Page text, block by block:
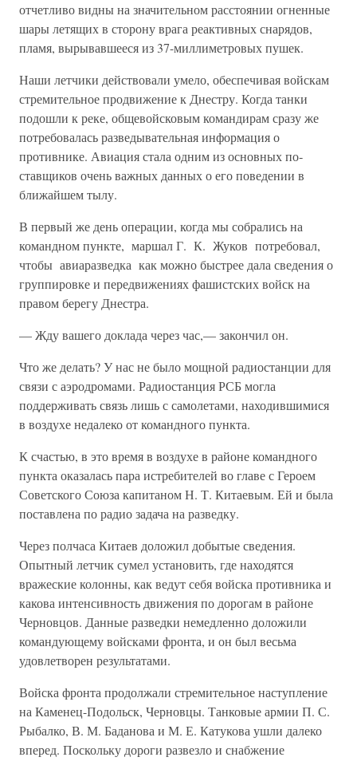
отчетливо видны на значительном расстоянии огненные
шары летящих в сторо­ну врага реактивных снарядов,
пламя, вырывавшееся из 37-миллиме­тровых пушек.
Наши летчики действовали умело, обеспечивая войскам
стреми­тельное продвижение к Днестру. Когда танки
подошли к реке, обще­войсковым командирам сразу же
потребовалась разведывательная информация о
противнике. Авиация стала одним из основных по­
ставщиков очень важных данных о его поведении в
ближайшем тылу.
В первый же день операции, когда мы собрались на
командном пункте, маршал Г. К. Жуков потребовал,
чтобы авиаразведка как можно быстрее дала сведения о
группировке и передвижениях фа­шистских войск на
правом берегу Днестра.
— Жду вашего доклада через час,— закончил он.
Что же делать? У нас не было мощной радиостанции для
связи с аэродромами. Радиостанция РСБ могла
поддерживать связь лишь с самолетами, находившимися
в воздухе недалеко от командного пункта.
К счастью, в это время в воздухе в районе командного
пункта оказалась пара истребителей во главе с Героем
Советского Союза ка­питаном Н. Т. Китаевым. Ей и была
поставлена по радио задача на разведку.
Через полчаса Китаев доложил добытые сведения.
Опытный летчик сумел установить, где находятся
вражеские колонны, как ведут себя войска противника и
какова интенсивность движения по дорогам в районе
Черновцов. Данные разведки немедленно доложили
коман­дующему войсками фронта, и он был весьма
удовлетворен результа­тами.
Войска фронта продолжали стремительное наступление
на Каме­нец-Подольск, Черновцы. Танковые армии П. С.
Рыбалко, В. М. Баданова и М. Е. Катукова ушли далеко
вперед. Поскольку дороги развезло и снабжение